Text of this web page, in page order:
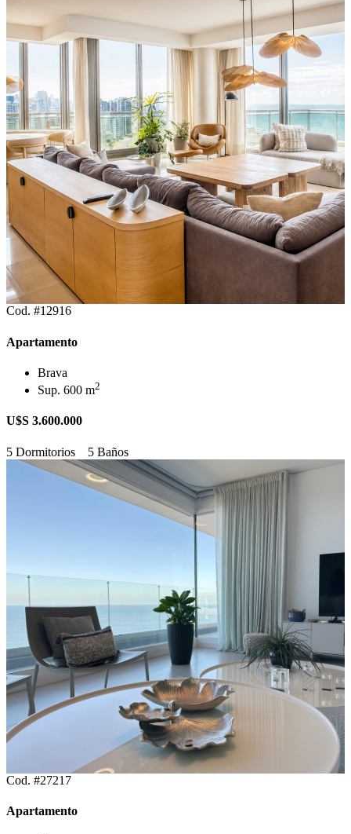
Cod. #12916
Apartamento
Brava
Sup. 600 m2
U$S 3.600.000
5 Dormitorios 5 Baños
Cod. #27217
Apartamento